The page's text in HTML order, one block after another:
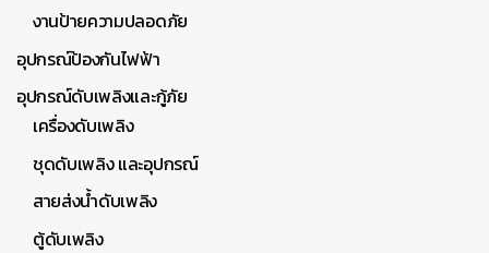
งานป้ายความปลอดภัย
อุปกรณ์ป้องกันไฟฟ้า
อุปกรณ์ดับเพลิงและกู้ภัย
เครื่องดับเพลิง
ชุดดับเพลิง และอุปกรณ์
สายส่งน้ำดับเพลิง
ตู้ดับเพลิง